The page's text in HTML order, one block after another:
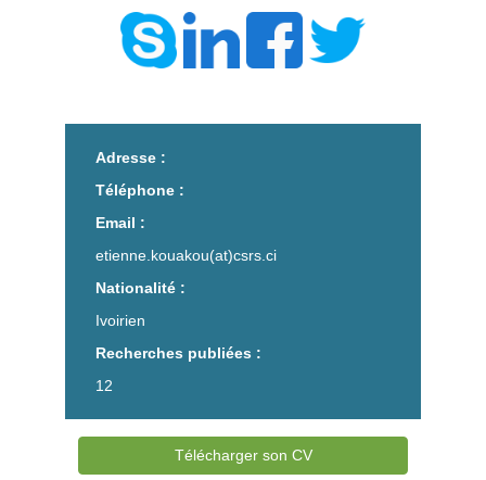
Adresse :
Téléphone :
Email :
etienne.kouakou(at)csrs.ci
Nationalité :
Ivoirien
Recherches publiées :
12
Télécharger son CV